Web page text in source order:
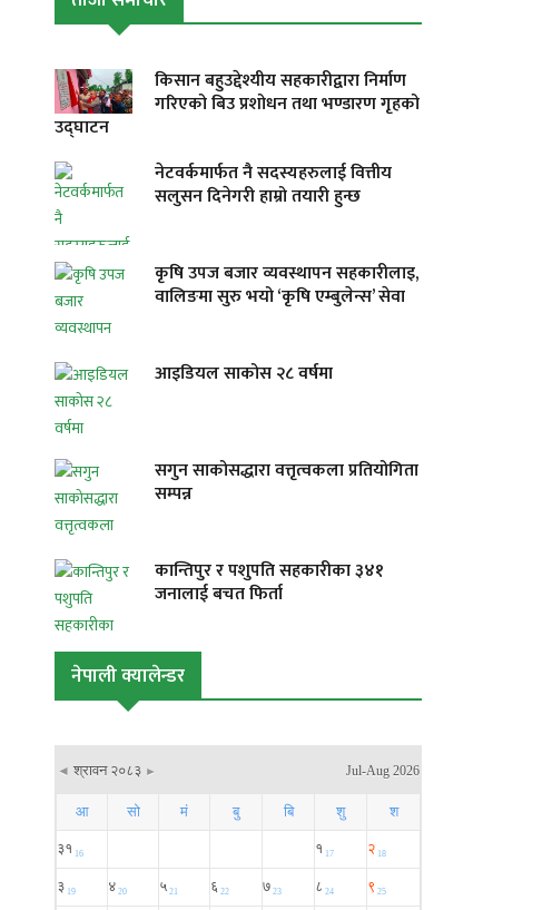
किसान बहुउद्देश्यीय सहकारीद्वारा निर्माण
गरिएको बिउ प्रशोधन तथा भण्डारण गृहको
उद्घाटन
नेटवर्कमार्फत नै सदस्यहरुलाई वित्तीय
सलुसन दिनेगरी हाम्रो तयारी हुन्छ
कृषि उपज बजार व्यवस्थापन सहकारीलाइ,
वालिङमा सुरु भयो ‘कृषि एम्बुलेन्स’ सेवा
आइडियल साकोस २८ वर्षमा
सगुन साकोसद्धारा वत्तृत्वकला प्रतियोगिता
सम्पन्न
कान्तिपुर र पशुपति सहकारीका ३४१
जनालाई बचत फिर्ता
नेपाली क्यालेन्डर